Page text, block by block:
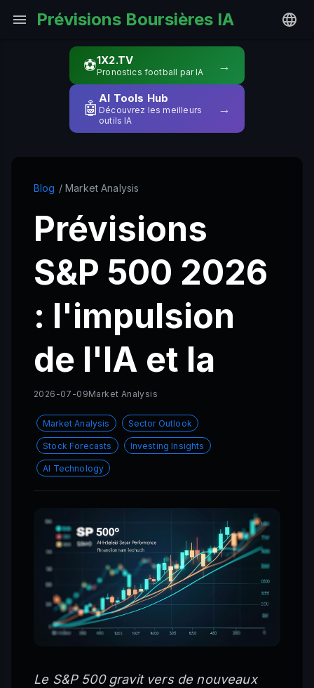
Prévisions Boursières IA
⚽1X2.TV
Pronostics football par IA →
🤖
AI Tools Hub
Découvrez les meilleurs
outils IA
→
Blog / Market Analysis
Prévisions
S&P 500 2026
: l'impulsion
de l'IA et la
2026-07-09Market Analysis
Market Analysis Sector Outlook
Stock Forecasts Investing Insights
AI Technology
Le S&P 500 gravit vers de nouveaux